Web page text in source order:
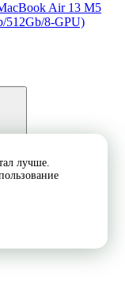
Air 13 M5
512Gb/8-GPU)
лучше.